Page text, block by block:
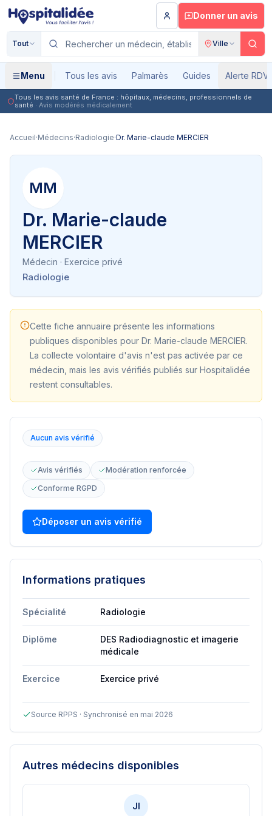
Aller au contenu principal
Donner un avis
Tout Ville
Menu Tous les avis Palmarès Guides Alerte RDV
Tous les avis santé de France : hôpitaux, médecins, professionnels de
santé · Avis modérés médicalement
Accueil·Médecins·Radiologie·Dr. Marie-claude MERCIER
MM
Dr. Marie-claude
MERCIER
Médecin · Exercice privé
Radiologie
Cette fiche annuaire présente les informations
publiques disponibles pour Dr. Marie-claude MERCIER.
La collecte volontaire d'avis n'est pas activée par ce
médecin, mais les avis vérifiés publiés sur Hospitalidée
restent consultables.
Aucun avis vérifié
Avis vérifiés
Modération renforcée
Conforme RGPD
Déposer un avis vérifié
Informations pratiques
Spécialité Radiologie
Diplôme
DES Radiodiagnostic et imagerie
médicale
Exercice Exercice privé
Source RPPS · Synchronisé en mai 2026
Autres médecins disponibles
JI